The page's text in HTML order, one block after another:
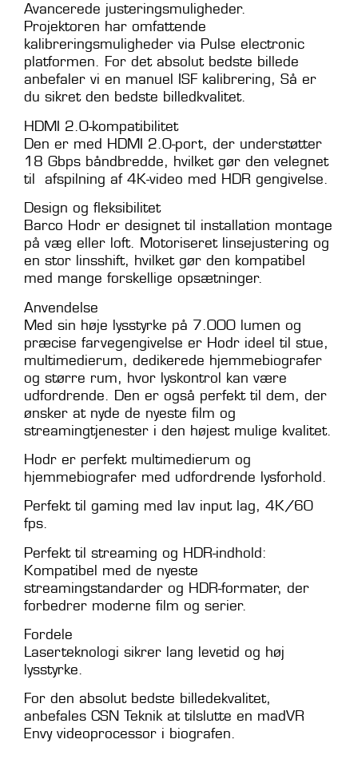
Avancerede justeringsmuligheder.
Projektoren har omfattende
kalibreringsmuligheder via Pulse electronic
platformen. For det absolut bedste billede
anbefaler vi en manuel ISF kalibrering, Så er
du sikret den bedste billedkvalitet.
HDMI 2.0-kompatibilitet
Den er med HDMI 2.0-port, der understøtter
18 Gbps båndbredde, hvilket gør den velegnet
til afspilning af 4K-video med HDR gengivelse.
Design og fleksibilitet
Barco Hodr er designet til installation montage
på væg eller loft. Motoriseret linsejustering og
en stor linsshift, hvilket gør den kompatibel
med mange forskellige opsætninger.
Anvendelse
Med sin høje lysstyrke på 7.000 lumen og
præcise farvegengivelse er Hodr ideel til stue,
multimedierum, dedikerede hjemmebiografer
og større rum, hvor lyskontrol kan være
udfordrende. Den er også perfekt til dem, der
ønsker at nyde de nyeste film og
streamingtjenester i den højest mulige kvalitet.
Hodr er perfekt multimedierum og
hjemmebiografer med udfordrende lysforhold.
Perfekt til gaming med lav input lag, 4K/60
fps.
Perfekt til streaming og HDR-indhold:
Kompatibel med de nyeste
streamingstandarder og HDR-formater, der
forbedrer moderne film og serier.
Fordele
Laserteknologi sikrer lang levetid og høj
lysstyrke.
For den absolut bedste billedekvalitet,
anbefales CSN Teknik at tilslutte en madVR
Envy videoprocessor i biografen.